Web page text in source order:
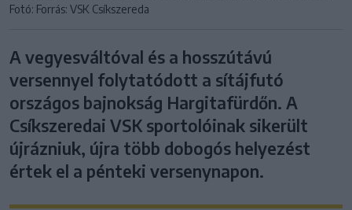
Fotó: Forrás: VSK Csíkszereda
A vegyesváltóval és a hosszútávú
versennyel folytatódott a sítájfutó
országos bajnokság Hargitafürdőn. A
Csíkszeredai VSK sportolóinak sikerült
újrázniuk, újra több dobogós helyezést
értek el a pénteki versenynapon.